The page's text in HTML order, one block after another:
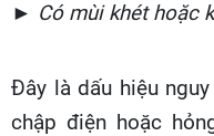
► Có mùi khét hoặc
Đây là dấu hiệu
chập điện hoặc